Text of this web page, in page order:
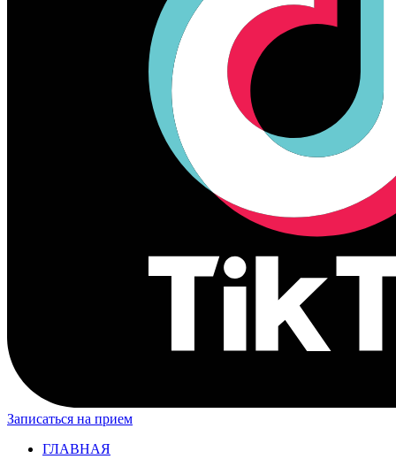
Записаться на прием
ГЛАВНАЯ